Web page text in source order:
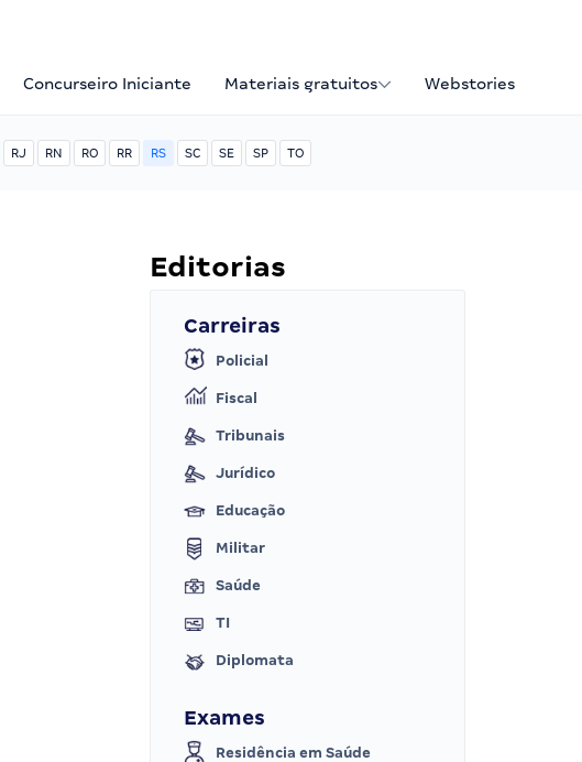
Concurseiro Iniciante Materiais gratuitos Webstories
RJ RN RO RR RS SC SE SP TO
Editorias
Carreiras
Policial
Fiscal
Tribunais
Jurídico
Educação
Militar
Saúde
TI
Diplomata
Exames
Residência em Saúde